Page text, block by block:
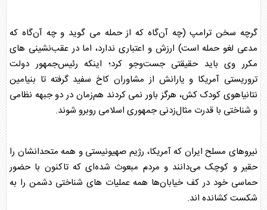
گرچه سخن ترامپ (چه آن‌گاه که از حمله می گوید و چه آن‌گاه که
مدعی لغو حمله است) ارزش و اعتباری ندارد، اما در عقب‌نشینی های
مکرر وی باید حقیقتی جست‌وجو کرد؛ اینکه رئیس‌جمهور دولت
تروریستی آمریکا و یارانش از مشاوران کاخ سفید گرفته تا بنیامین
نتانیاهوی کودک کش، هرگز باور نمی کردند هم‌زمان در دو جبهه نظامی
و شناختی با قدرت مثال‌زدنی جمهوری اسلامی روبرو شوند.
نیروهای مسلح ایران که آمریکا، رژیم صهیونیستی و همه متحدانشان را
حقیر و کوچک می‌دانند و مردم مبعوث شده‌ای که تاکنون با حضور
حماسی خود در کف خیابان‌ها همه عملیات های شناختی دشمن را به
شکست کشانده اند.